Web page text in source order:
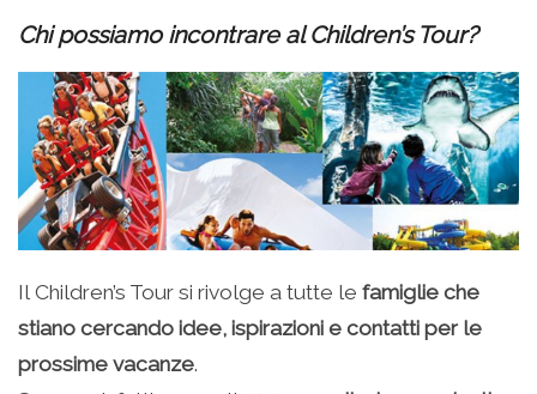
Chi possiamo incontrare al Children’s Tour?
Il Children’s Tour si rivolge a tutte le famiglie che
stiano cercando idee, ispirazioni e contatti per le
prossime vacanze.